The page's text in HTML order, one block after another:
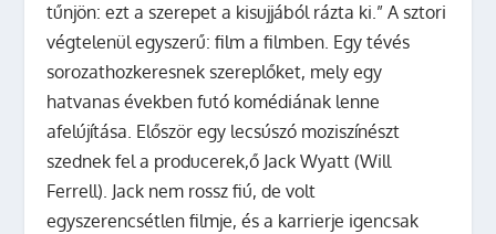
tűnjön: ezt a szerepet a kisujjából rázta ki.” A sztori
végtelenül egyszerű: film a filmben. Egy tévés
sorozathozkeresnek szereplőket, mely egy
hatvanas években futó komédiának lenne
afelújítása. Először egy lecsúszó moziszínészt
szednek fel a producerek,ő Jack Wyatt (Will
Ferrell). Jack nem rossz fiú, de volt
egyszerencsétlen filmje, és a karrierje igencsak